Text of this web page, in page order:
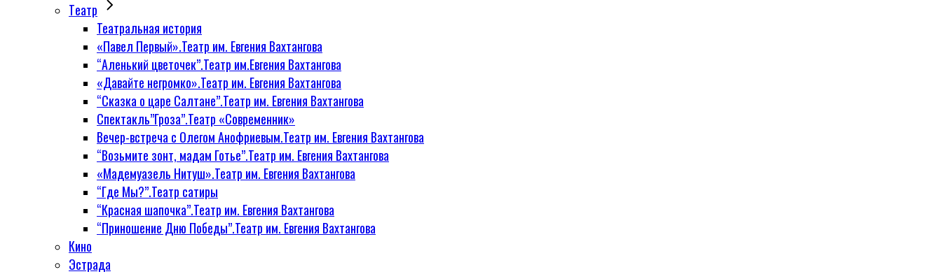
Tеатр
Театральная история
«Павел Первый».Театр им. Евгения Вахтангова
“Аленький цветочек”.Театр им.Евгения Вахтангова
«Давайте негромко».Театр им. Евгения Вахтангова
“Сказка о царе Салтане”.Театр им. Евгения Вахтангова
Спектакль”Гроза”.Театр «Современник»
Вечер-встреча с Олегом Анофриевым.Театр им. Евгения Вахтангова
“Возьмите зонт, мадам Готье”.Театр им. Евгения Вахтангова
«Мадемуазель Нитуш».Театр им. Евгения Вахтангова
“Где Мы?”.Театр сатиры
“Красная шапочка”.Театр им. Евгения Вахтангова
“Приношение Дню Победы”.Театр им. Евгения Вахтангова
Кино
Эстрада